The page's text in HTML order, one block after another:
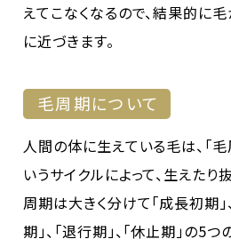
えてこなくなるので、結果的に
に近づきます。
毛周期について
人間の体に生えている毛は、「
いうサイクルによって、生えたり
周期は大きく分けて「成長初期」
期」、「退行期」、「休止期」の5